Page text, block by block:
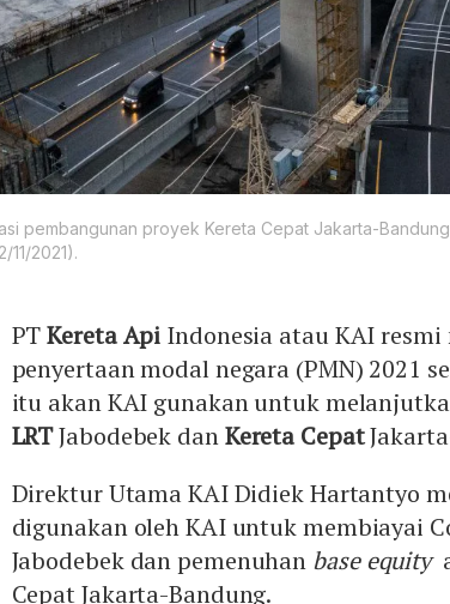
pembangunan proyek Kereta Cepat Jakarta-
11/2021).
PTKereta Api Indonesia atau KAI
penyertaan modal negara (PMN) 2021
itu akan KAI gunakan untuk
LRTJabodebek danKereta Cepat
Direktur Utama KAI Didiek Hartantyo
digunakan oleh KAI untuk membiayai
Jabodebek dan pemenuhan base equity
Cepat Jakarta-Bandung.